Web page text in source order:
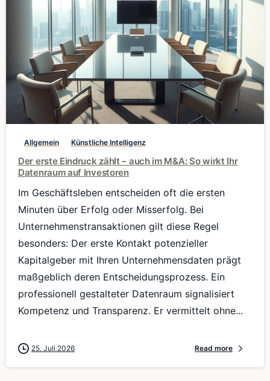
0
Allgemein Künstliche Intelligenz
Der erste Eindruck zählt – auch im M&A: So wirkt Ihr
Datenraum auf Investoren
Im Geschäftsleben entscheiden oft die ersten
Minuten über Erfolg oder Misserfolg. Bei
Unternehmenstransaktionen gilt diese Regel
besonders: Der erste Kontakt potenzieller
Kapitalgeber mit Ihren Unternehmensdaten prägt
maßgeblich deren Entscheidungsprozess. Ein
professionell gestalteter Datenraum signalisiert
Kompetenz und Transparenz. Er vermittelt ohne...
25. Juli 2026 Read more